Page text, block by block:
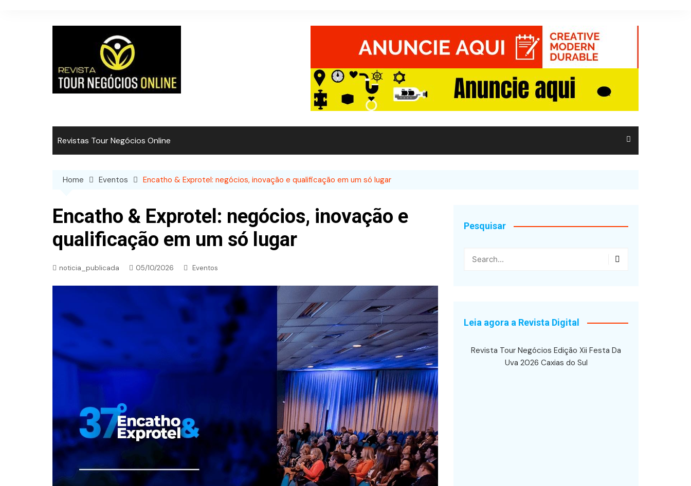
Revistas Tour Negócios Online
Home Eventos Encatho & Exprotel: negócios, inovação e qualificação em um só lugar
Encatho & Exprotel: negócios, inovação e
qualificação em um só lugar
noticia_publicada 05/10/2026 Eventos
Pesquisar
Leia agora a Revista Digital
Revista Tour Negócios Edição Xii Festa Da
Uva 2026 Caxias do Sul